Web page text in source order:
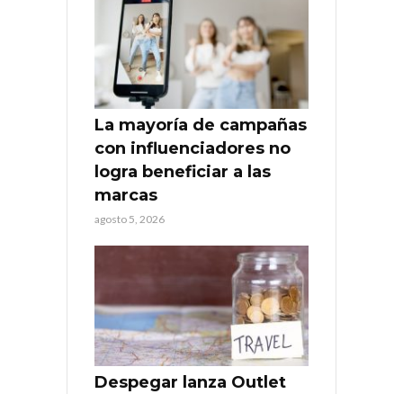
La mayoría de campañas
con influenciadores no
logra beneficiar a las
marcas
agosto 5, 2026
Despegar lanza Outlet